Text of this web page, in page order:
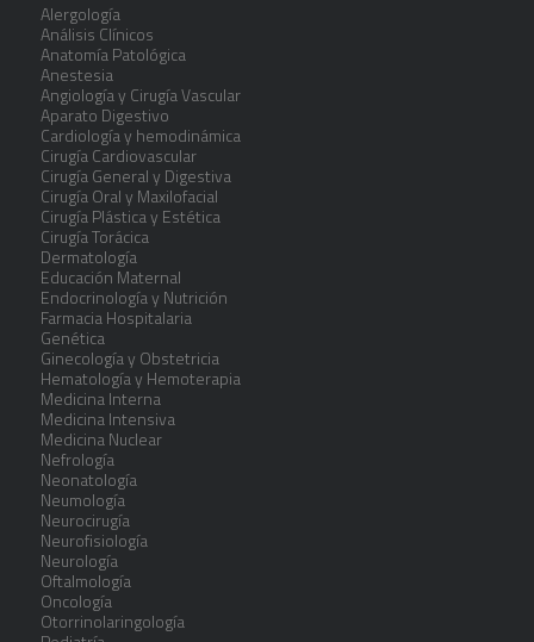
Alergología
Análisis Clínicos
Anatomía Patológica
Anestesia
Angiología y Cirugía Vascular
Aparato Digestivo
Cardiología y hemodinámica
Cirugía Cardiovascular
Cirugía General y Digestiva
Cirugía Oral y Maxilofacial
Cirugía Plástica y Estética
Cirugía Torácica
Dermatología
Educación Maternal
Endocrinología y Nutrición
Farmacia Hospitalaria
Genética
Ginecología y Obstetricia
Hematología y Hemoterapia
Medicina Interna
Medicina Intensiva
Medicina Nuclear
Nefrología
Neonatología
Neumología
Neurocirugía
Neurofisiología
Neurología
Oftalmología
Oncología
Otorrinolaringología